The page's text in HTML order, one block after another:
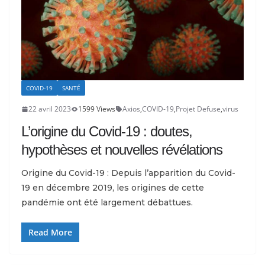
COVID-19 SANTÉ
22 avril 2023 1599 Views Axios,COVID-19,Projet Defuse,virus
L’origine du Covid-19 : doutes,
hypothèses et nouvelles révélations
Origine du Covid-19 : Depuis l’apparition du Covid-
19 en décembre 2019, les origines de cette
pandémie ont été largement débattues.
Read More